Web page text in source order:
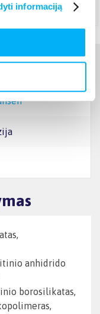
informaciją
anhidrido
borosilikatas,